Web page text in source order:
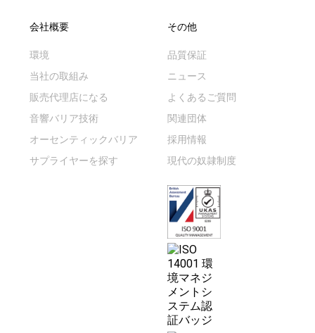
会社概要
環境
当社の取組み
販売代理店になる
音響バリア技術
オーセンティックバリア
サプライヤーを探す
その他
品質保証
ニュース
よくあるご質問
関連団体
採用情報
現代の奴隷制度